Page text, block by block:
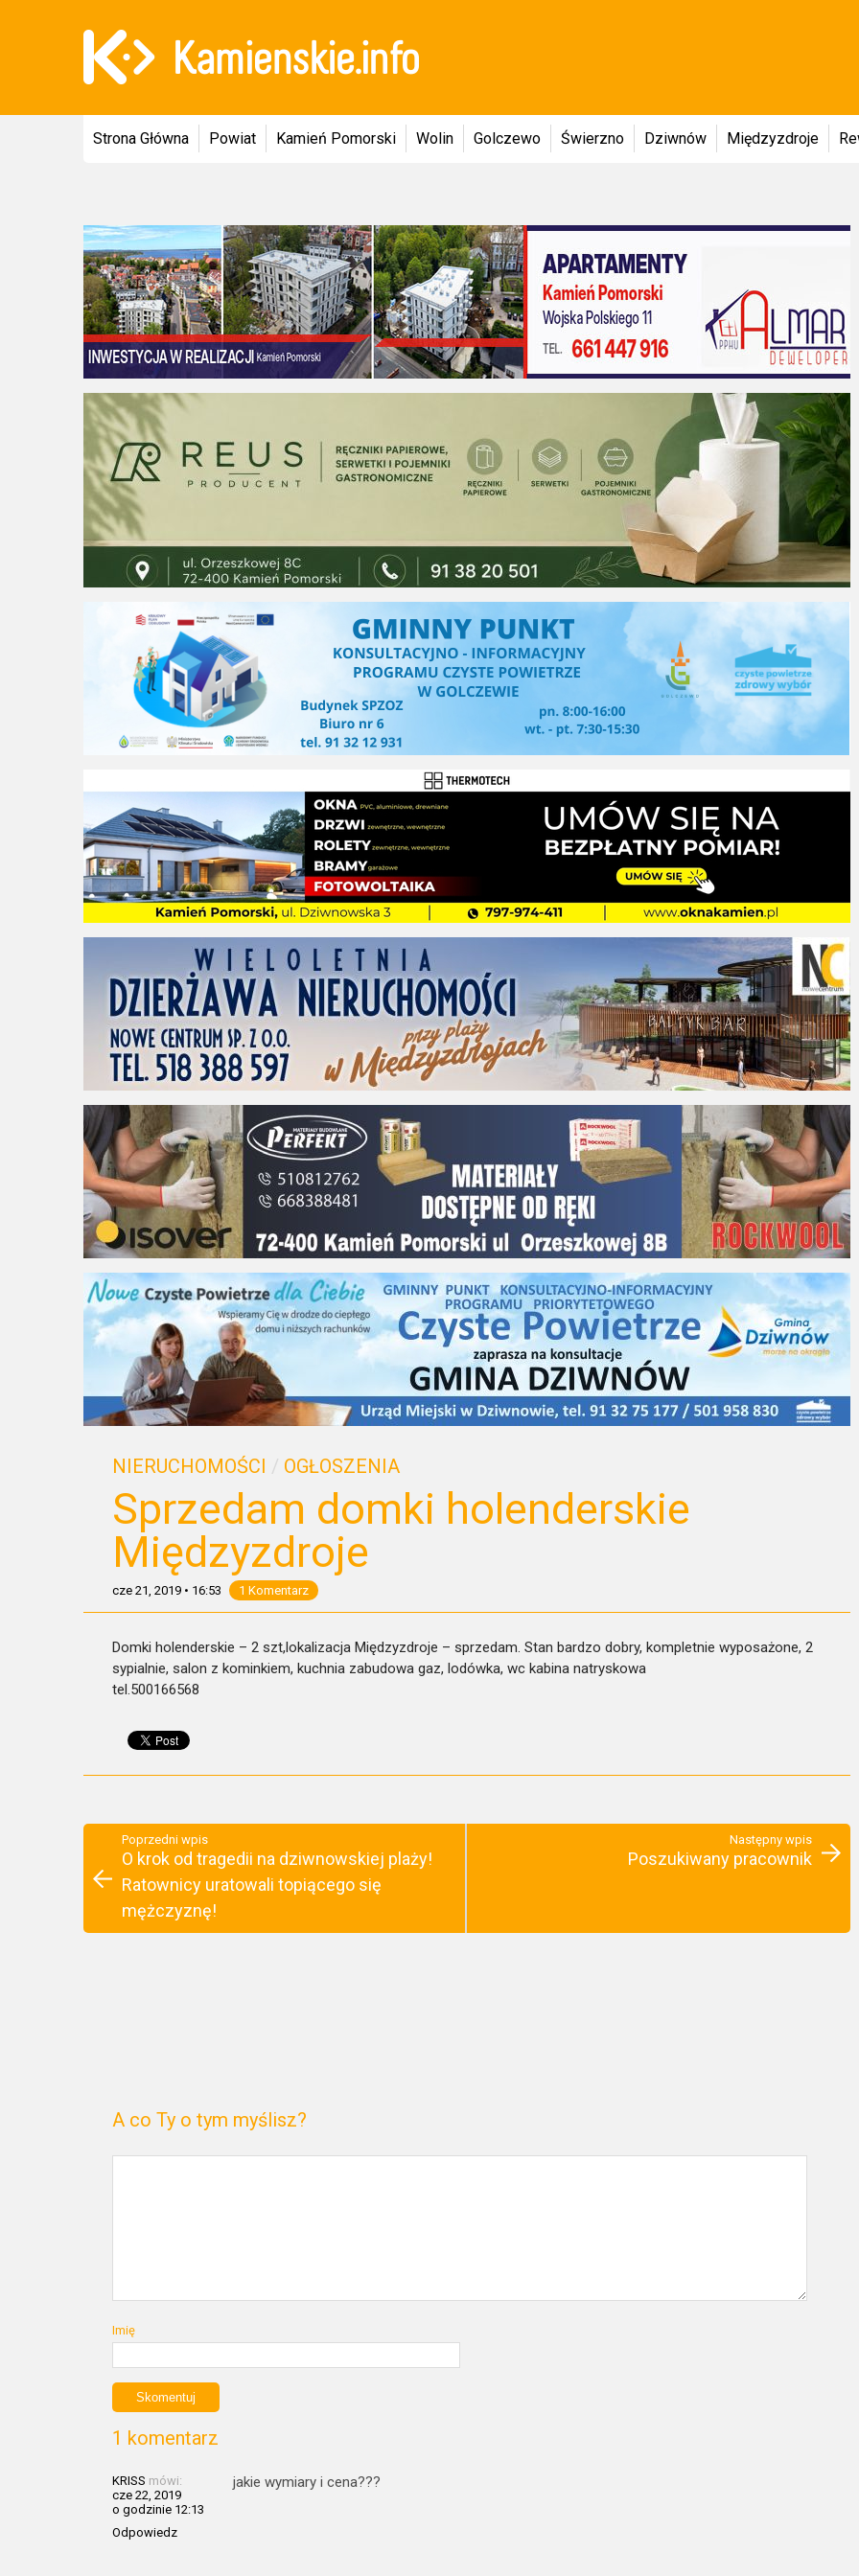
Strona Główna Powiat Kamień Pomorski Wolin Golczewo Świerzno Dziwnów Międzyzdroje
NIERUCHOMOŚCI / OGŁOSZENIA
Sprzedam domki holenderskie
Międzyzdroje
cze 21, 2019 • 16:53 1 Komentarz
Domki holenderskie – 2 szt,lokalizacja Międzyzdroje – sprzedam. Stan bardzo dobry, kompletnie wyposażone, 2
sypialnie, salon z kominkiem, kuchnia zabudowa gaz, lodówka, wc kabina natryskowa
tel.500166568
Poprzedni wpis
O krok od tragedii na dziwnowskiej plaży!
Ratownicy uratowali topiącego się
mężczyznę!
Następny wpis
Poszukiwany pracownik
A co Ty o tym myślisz?
Imię
1 komentarz
KRISS mówi:
cze 22, 2019
o godzinie 12:13
Odpowiedz
jakie wymiary i cena???